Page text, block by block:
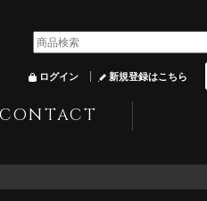
ログイン 新規登録はこちら
CONTACT